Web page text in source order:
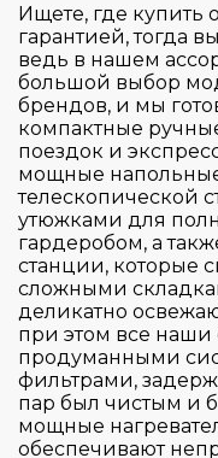
Ищете, где купить
гарантией, тогда
ведь в нашем
большой выбор
брендов, и мы
компактные
поездок и
мощные напольные
телескопической
утюжками для
гардеробом, а
станции, которые
сложными
деликатно
при этом все наши
продуманными
фильтрами,
пар был чистым и
мощные
обеспечивают
LauraStar
Taurus
Венгрия
Китай
Цвет
Управление
Материал
Пластик
Высота (см)
14.2
21.5
Ширина (см)
12.5
59.6
Глубина (см)